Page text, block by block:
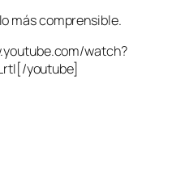
más comprensible.
watch?
youtube]